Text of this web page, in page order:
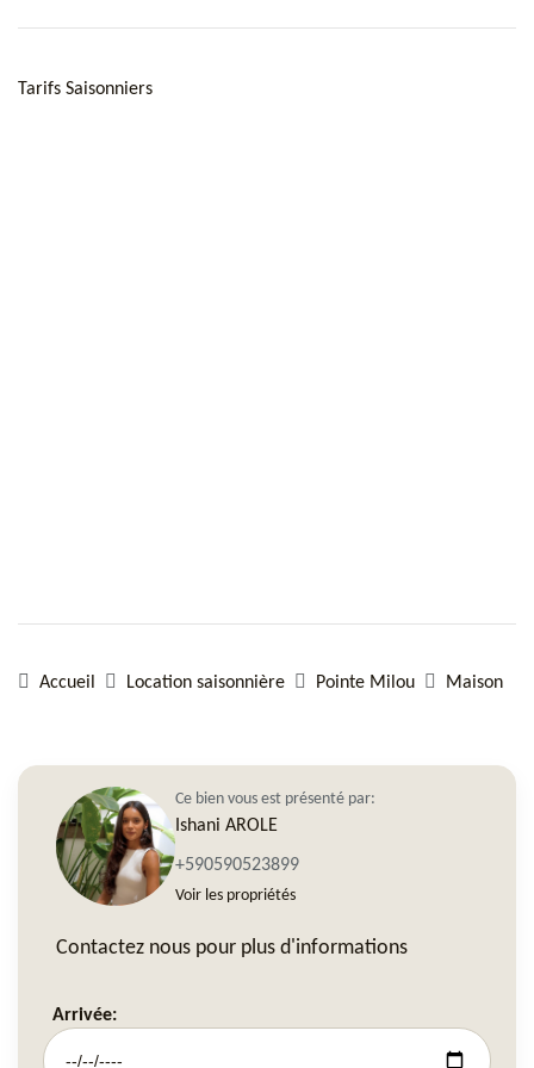
Tarifs Saisonniers
Accueil Location saisonnière Pointe Milou Maison
Ce bien vous est présenté par:
Ishani AROLE
+590590523899
Voir les propriétés
Contactez nous pour plus d'informations
Arrivée: